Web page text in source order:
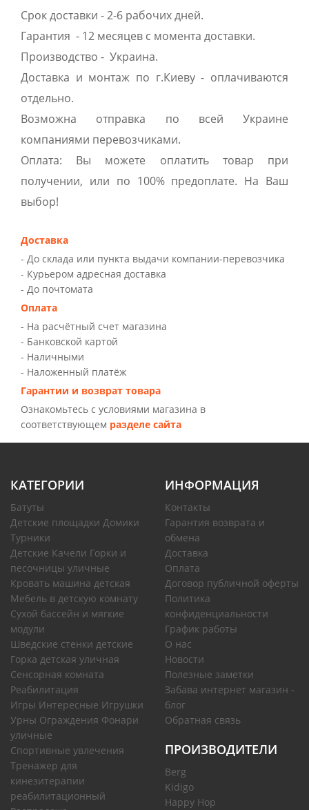
Срок доставки - 2-6 рабочих дней.
Гарантия - 12 месяцев с момента доставки.
Производство - Украина.
Доставка и монтаж по г.Киеву - оплачиваются
отдельно.
Возможна отправка по всей Украине
компаниями перевозчиками.
Оплата: Вы можете оплатить товар при
получении, или по 100% предоплате. На Ваш
выбор!
Доставка
- До склада или пункта выдачи компании-перевозчика
- Курьером адресная доставка
- До почтомата
Оплата
- На расчётный счет магазина
- Банковской картой
- Наличными
- Наложенный платёж
Гарантии и возврат товара
Ознакомьтесь с условиями магазина в
соответствующем разделе сайта
КАТЕГОРИИ
Батуты
Детские площадки Домики
Турники
Детские Качели Горки и
песочницы уличные
Кровать машина детская
Мебель в детскую комнату
Сухой бассейн и мягкие
модули
Шведские стенки детские
Горка детская уличная
Сенсорная комната
Реабилитация
Игры Интересные Игрушки
Урны Ограждения Фонари
уличные
Спортивные увлечения
Тренажер для
кинезитерапии
реабилитационный
ИНФОРМАЦИЯ
Контакты
Гарантия возврата и
обмена
Доставка
Оплата
Договор публичной оферты
Политика
конфиденциальности
График работы
О нас
Новости
Полезные заметки
Забава интернет магазин -
блог
Обратная связь
ПРОИЗВОДИТЕЛИ
Berg
Kidigo
Happy Hop